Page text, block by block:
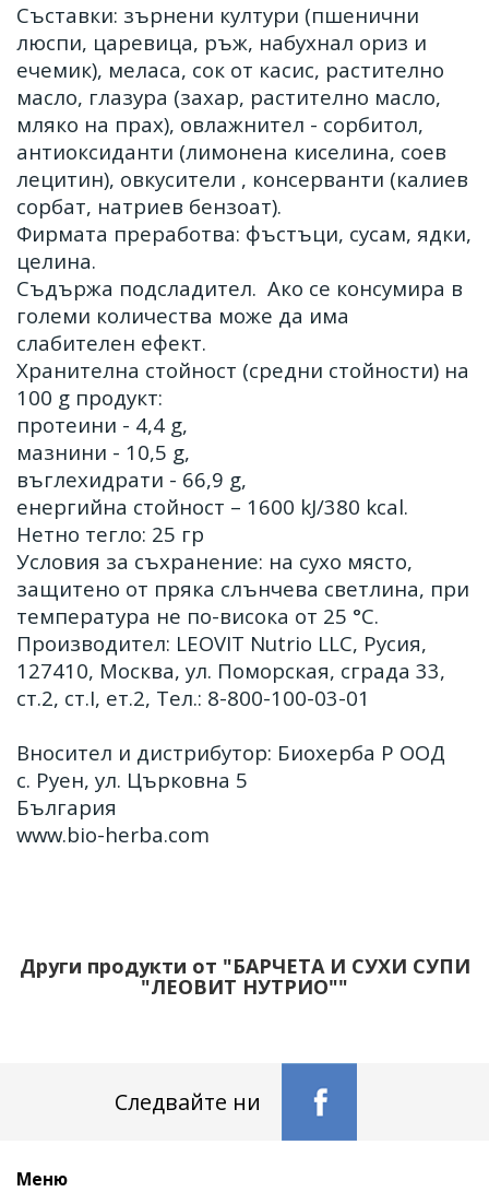
Съставки: зърнени култури (пшенични
люспи, царевица, ръж, набухнал ориз и
ечемик), меласа, сок от касис, растително
масло, глазура (захар, растително масло,
мляко на прах), овлажнител - сорбитол,
антиоксиданти (лимонена киселина, соев
лецитин), овкусители , консерванти (калиев
сорбат, натриев бензоат).
Фирмата преработва: фъстъци, сусам, ядки,
целина.
Съдържа подсладител. Ако се консумира в
големи количества може да има
слабителен ефект.
Хранителна стойност (средни стойности) на
100 g продукт:
протеини - 4,4 g,
мазнини - 10,5 g,
въглехидрати - 66,9 g,
енергийна стойност – 1600 kJ/380 kcal.
Нетно тегло: 25 гр
Условия за съхранение: на сухо място,
защитено от пряка слънчева светлина, при
температура не по-висока от 25 °C.
Производител: LEOVIT Nutrio LLC, Русия,
127410, Москва, ул. Поморская, сграда 33,
ст.2, ст.I, ет.2, Тел.: 8-800-100-03-01
Вносител и дистрибутор: Биохерба Р ООД
с. Руен, ул. Църковна 5
България
www.bio-herba.com
Други продукти от "БАРЧЕТА И СУХИ СУПИ
"ЛЕОВИТ НУТРИО""
Следвайте ни
Меню